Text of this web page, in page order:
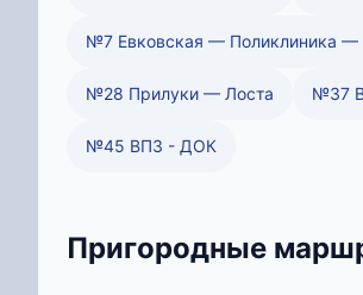
№7 Евковская — Поликлиника —
№28 Прилуки — Лоста №37
№45 ВПЗ - ДОК
Пригородные